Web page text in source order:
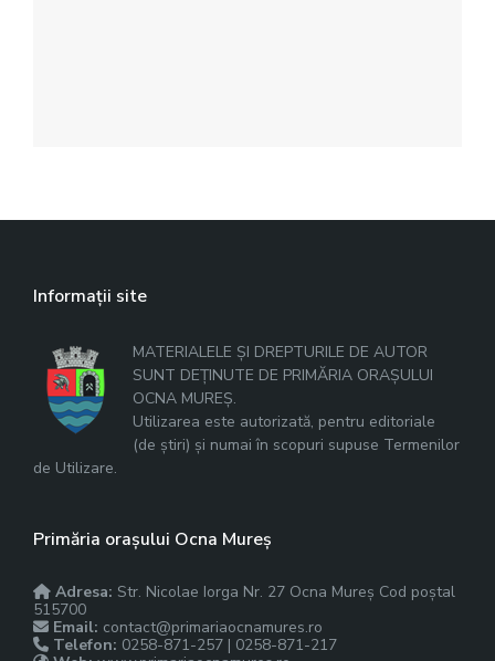
Informații site
MATERIALELE ȘI DREPTURILE DE AUTOR
SUNT DEȚINUTE DE PRIMĂRIA ORAȘULUI
OCNA MUREȘ.
Utilizarea este autorizată, pentru editoriale
(de știri) și numai în scopuri supuse Termenilor
de Utilizare.
Primăria orașului Ocna Mureș
Adresa: Str. Nicolae Iorga Nr. 27 Ocna Mureș Cod poștal
515700
Email: contact@primariaocnamures.ro
Telefon: 0258-871-257 | 0258-871-217